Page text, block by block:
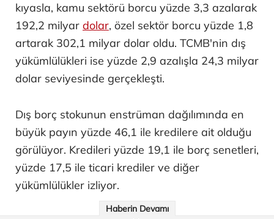
kıyasla, kamu sektörü borcu yüzde 3,3 azalarak
192,2 milyar dolar, özel sektör borcu yüzde 1,8
artarak 302,1 milyar dolar oldu. TCMB'nin dış
yükümlülükleri ise yüzde 2,9 azalışla 24,3 milyar
dolar seviyesinde gerçekleşti.
Dış borç stokunun enstrüman dağılımında en
büyük payın yüzde 46,1 ile kredilere ait olduğu
görülüyor. Kredileri yüzde 19,1 ile borç senetleri,
yüzde 17,5 ile ticari krediler ve diğer
yükümlülükler izliyor.
Haberin Devamı